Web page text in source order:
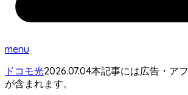
menu
ドコモ光2026.07.04本記事には広告・ア
が含まれます。